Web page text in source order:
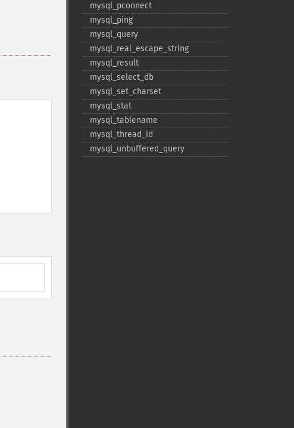
mysql_​pconnect
mysql_​ping
mysql_​query
mysql_​real_​escape_​string
mysql_​result
mysql_​select_​db
mysql_​set_​charset
mysql_​stat
mysql_​tablename
mysql_​thread_​id
mysql_​unbuffered_​query